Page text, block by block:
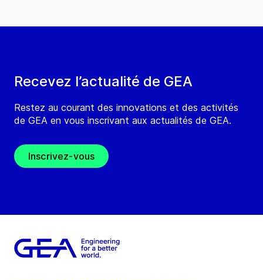
Recevez l’actualité de GEA
Restez au courant des innovations et des activités
de GEA en vous inscrivant aux actualités de GEA.
Inscrivez-vous